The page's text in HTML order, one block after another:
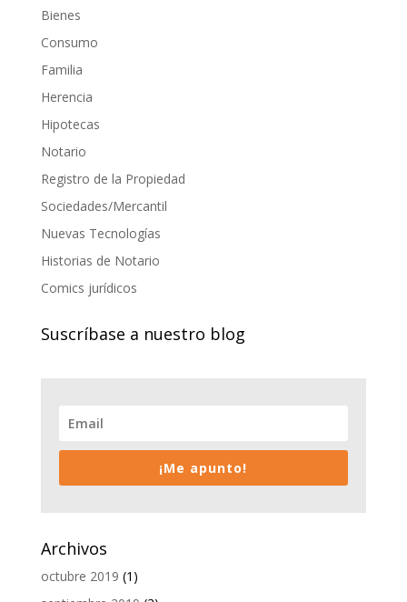
Bienes
Consumo
Familia
Herencia
Hipotecas
Notario
Registro de la Propiedad
Sociedades/Mercantil
Nuevas Tecnologías
Historias de Notario
Comics jurídicos
Suscríbase a nuestro blog
¡Me apunto!
Archivos
octubre 2019 (1)